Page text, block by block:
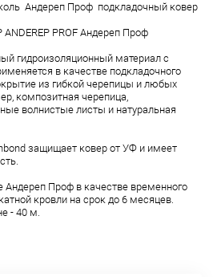
Андереп Проф подкладочный ковер
PROF Андереп Проф
гидроизоляционный материал с
в качестве подкладочного
из гибкой черепицы и любых
композитная черепица,
волнистые листы и натуральная
защищает ковер от УФ и имеет
Андереп Проф в качестве временного
кровли на срок до 6 месяцев.
- 40 м.